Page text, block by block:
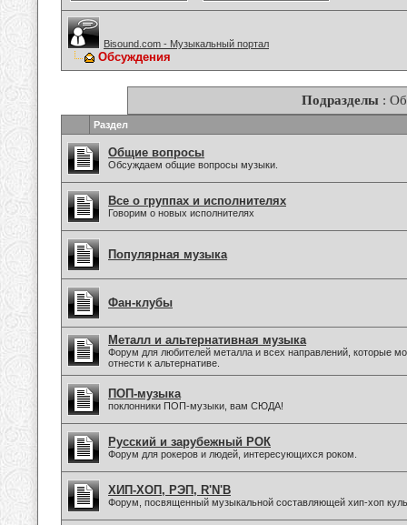
Bisound.com - Музыкальный портал
Обсуждения
Подразделы :
Раздел
Общие вопросы
Обсуждаем общие вопросы музыки.
Все о группах и исполнителях
Говорим о новых исполнителях
Популярная музыка
Фан-клубы
Металл и альтернативная музыка
Форум для любителей металла и всех направлений, которые
отнести к альтернативе.
ПОП-музыка
поклонники ПОП-музыки, вам СЮДА!
Русский и зарубежный РОК
Форум для рокеров и людей, интересующихся роком.
ХИП-ХОП, РЭП, R'N'B
Форум, посвященный музыкальной составляющей хип-хоп